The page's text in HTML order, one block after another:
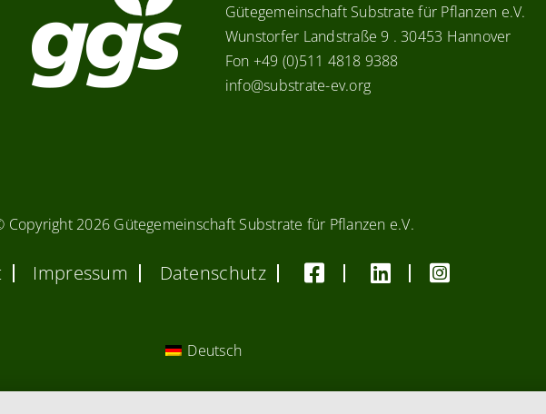
Gütegemeinschaft Substrate für Pflanzen e.V.
Wunstorfer Landstraße 9 . 30453 Hannover
Fon +49 (0)511 4818 9388
info@substrate-ev.org
Copyright 2026 Gütegemeinschaft Substrate für Pflanzen e.V.
Impressum Datenschutz
Deutsch